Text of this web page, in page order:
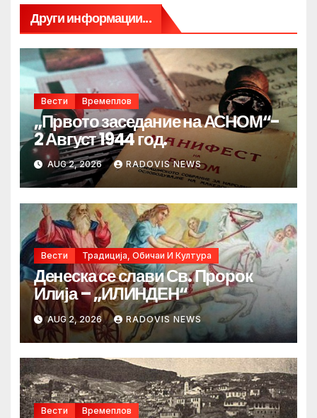
Други информации...
Вести Времеплов
„Првото заседание на АСНОМ“-
2 Август 1944 год.
AUG 2, 2026 RADOVIS NEWS
Вести Традиција, Обичаи И Култура
Денеска се слави Св. Пророк
Илија – „ИЛИНДЕН“
AUG 2, 2026 RADOVIS NEWS
Вести Времеплов